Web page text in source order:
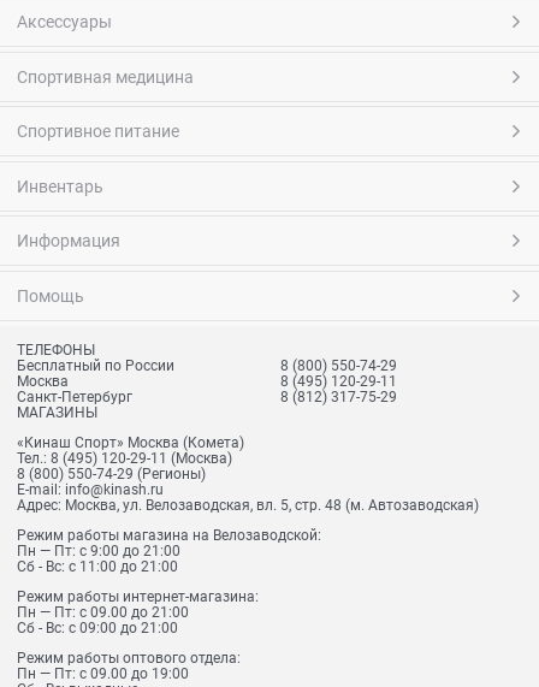
Аксессуары
Спортивная медицина
Спортивное питание
Инвентарь
Информация
Помощь
ТЕЛЕФОНЫ
Бесплатный по России
8 (800) 550-74-29
Москва
8 (495) 120-29-11
Санкт-Петербург
8 (812) 317-75-29
МАГАЗИНЫ
«Кинаш Спорт» Москва (Комета)
Тел.: 8 (495) 120-29-11 (Москва)
8 (800) 550-74-29 (Регионы)
E-mail: info@kinash.ru
Адрес: Москва, ул. Велозаводская, вл. 5, стр. 48 (м. Автозаводская)
Режим работы магазина на Велозаводской:
Пн — Пт: с 9:00 до 21:00
Сб - Вс: с 11:00 до 21:00
Режим работы интернет-магазина:
Пн — Пт: с 09.00 до 21:00
Сб - Вс: с 09:00 до 21:00
Режим работы оптового отдела:
Пн — Пт: с 09.00 до 19:00